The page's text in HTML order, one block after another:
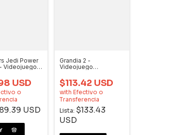
Jedi Power
Videojuego
USD
o
USD
Grandia 2 -
Videojuego
$113.42 USD
with Efectivo o
Transferencia
Lista: $133.43
USD